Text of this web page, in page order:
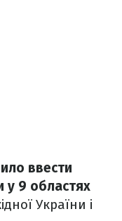
ввести
у 9 областях
України і